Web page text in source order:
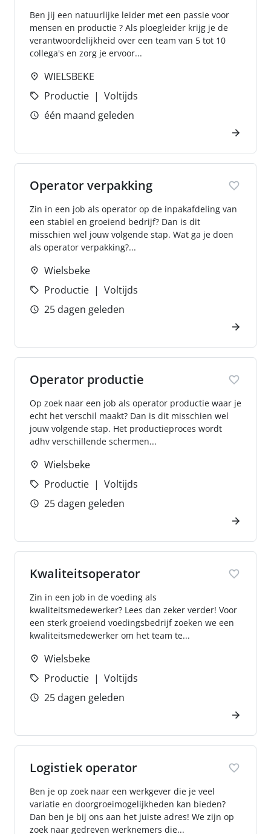
Ben jij een natuurlijke leider met een passie voor
mensen en productie ? Als ploegleider krijg je de
verantwoordelijkheid over een team van 5 tot 10
collega's en zorg je ervoor...
WIELSBEKE
Productie
Voltijds
één maand geleden
Operator verpakking
Zin in een job als operator op de inpakafdeling van
een stabiel en groeiend bedrijf? Dan is dit
misschien wel jouw volgende stap. Wat ga je doen
als operator verpakking?...
Wielsbeke
Productie
Voltijds
25 dagen geleden
Operator productie
Op zoek naar een job als operator productie waar je
echt het verschil maakt? Dan is dit misschien wel
jouw volgende stap. Het productieproces wordt
adhv verschillende schermen...
Wielsbeke
Productie
Voltijds
25 dagen geleden
Kwaliteitsoperator
Zin in een job in de voeding als
kwaliteitsmedewerker? Lees dan zeker verder! Voor
een sterk groeiend voedingsbedrijf zoeken we een
kwaliteitsmedewerker om het team te...
Wielsbeke
Productie
Voltijds
25 dagen geleden
Logistiek operator
Ben je op zoek naar een werkgever die je veel
variatie en doorgroeimogelijkheden kan bieden?
Dan ben je bij ons aan het juiste adres! We zijn op
zoek naar gedreven werknemers die...